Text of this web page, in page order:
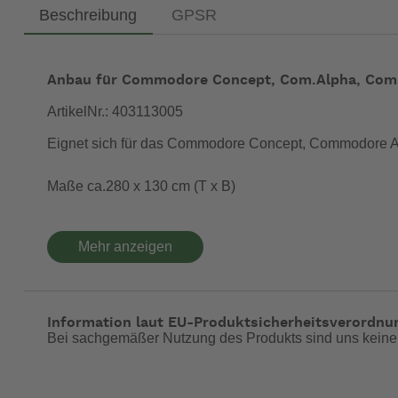
Beschreibung GPSR
Anbau für Commodore Concept, Com.Alpha,
ArtikelNr.: 403113005
Eignet sich für das Commodore Concept,
Maße ca.280 x 130 cm (T x B)
Gestänge: Zinox-Stahl
Material: beschichtetes Polyester
Die Verbindung erfolgt per Reißverschluss, wobei die
Mehr anzeigen
Information laut EU-
Bei sachgemäßer Nutzung des Produkts sind uns